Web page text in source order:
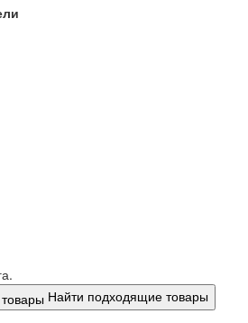
Инфинити
Карбон
Классик Антик медный
Классик Шагрень
Кредор
Лаб Про
Лайн Вайт
Леолаб
Лондон
Лофт
Норд Плюс
Нью ЙоркНайти подходящие товары